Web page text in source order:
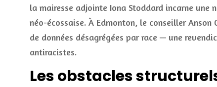
la mairesse adjointe Iona Stoddard incarne une
néo-écossaise. À Edmonton, le conseiller
de données désagrégées par race — une
antiracistes.
Les obstacles